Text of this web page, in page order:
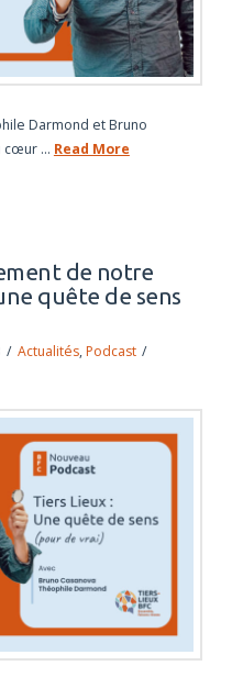
Darmond et Bruno
cœur … Read More
de notre
quête de sens
Actualités,Podcast